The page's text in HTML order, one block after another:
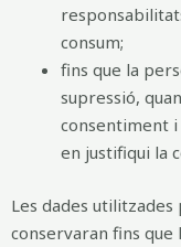
consum;
fins que la
supressió,
consentiment i
en justifiqui la
Les dades utilitzades
conservaran fins